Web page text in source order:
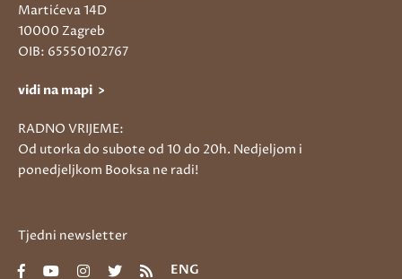
Martićeva 14D
10000 Zagreb
OIB: 65550102767
vidi na mapi >
RADNO VRIJEME:
Od utorka do subote od 10 do 20h. Nedjeljom i
ponedjeljkom Booksa ne radi!
Tjedni newsletter
ENG